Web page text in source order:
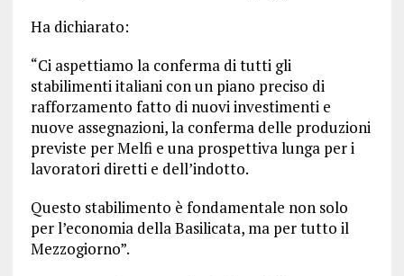
Ha dichiarato:
“Ci aspettiamo la conferma di tutti gli
stabilimenti italiani con un piano preciso di
rafforzamento fatto di nuovi investimenti e
nuove assegnazioni, la conferma delle produzioni
previste per Melfi e una prospettiva lunga per i
lavoratori diretti e dell’indotto.
Questo stabilimento è fondamentale non solo
per l’economia della Basilicata, ma per tutto il
Mezzogiorno”.